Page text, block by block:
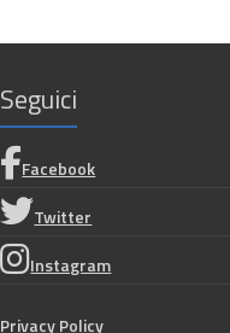
Seguici
Facebook
Twitter
Instagram
Privacy Policy